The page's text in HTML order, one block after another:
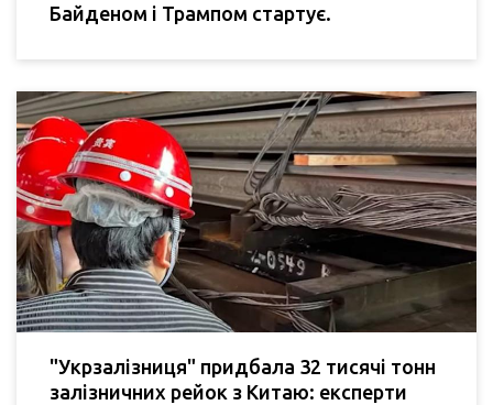
Байденом і Трампом стартує.
"Укрзалізниця" придбала 32 тисячі тонн
залізничних рейок з Китаю: експерти